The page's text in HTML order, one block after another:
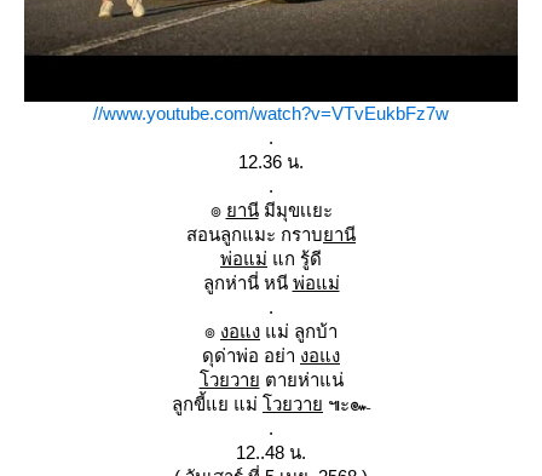
//www.youtube.com/watch?v=VTvEukbFz7w
.
12.36 น.
.
๏ านีมีมุขเเยะ
สอนลูกแมะ กราบานี
พ่อแม่ ก รู้ดี
ลูกห่านี่ หนี พ่อแม่
.
๏ งอแง ม่ ลูกบ้า
ดุด่าพ่อ อย่า งอแง
วยวา ตายห่าแน่
ลูกขี้แย แม่ วยวา ๚ะ๛
.
12..48 น.